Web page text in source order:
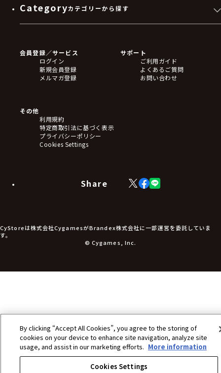
Categoryカテゴリーから探す
フィギュア
アクリルスタンド
バッジ
キーホルダー・ストラップ
ステッカー・シール・カード
タペストリー・ポスター
アームサポーター
ブレードホルダー
食品・飲料品
アパレル小物
アクセサリー
会員登録／サービス
ログイン
新規会員登録
メルマガ登録
サポート
ご利用ガイド
よくあるご質問
お問い合わせ
その他
利用規約
特定商取引法に基づく表示
プライバシーポリシー
Cookies Settings
Share
X
(Twitter)
Facebook
LINE
CyStoreは株式会社CygamesがBrandex株式会社に一部運営を委託していま
す。
© Cygames, Inc.
By clicking “Accept All Cookies”, you agree to the storing of
cookies on your device to enhance site navigation, analyze site
usage, and assist in our marketing efforts. More information
Cookies Settings